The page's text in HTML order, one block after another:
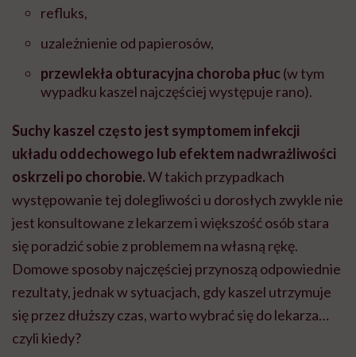
refluks,
uzależnienie od papierosów,
przewlekła obturacyjna choroba płuc(w tym
wypadku kaszel najczęściej występuje rano).
Suchy kaszel często jest symptomem infekcji
układu oddechowego lub efektem nadwrażliwości
oskrzeli po chorobie.W takich przypadkach
występowanie tej dolegliwości u dorosłych zwykle nie
jest konsultowane z lekarzem i większość osób stara
się poradzić sobie z problemem na własną rękę.
Domowe sposoby najczęściej przynoszą odpowiednie
rezultaty, jednak w sytuacjach, gdy kaszel utrzymuje
się przez dłuższy czas, warto wybrać się do lekarza…
czyli kiedy?